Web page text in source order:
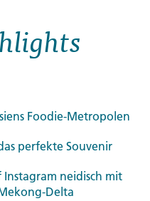
Foodie-Metropolen
perfekte Souvenir
neidisch mit
Delta